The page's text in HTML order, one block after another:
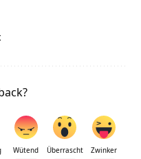
Wütend Überrascht Zwinker